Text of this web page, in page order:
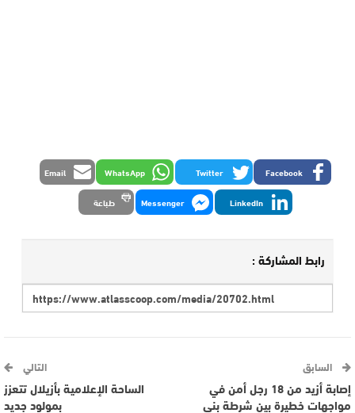
Facebook
Twitter
WhatsApp
Email
LinkedIn
Messenger طباعة
رابط المشاركة :
السابق
إصابة أزيد من 18 رجل أمن في
مواجهات خطيرة بين شرطة بني
التالي
الساحة الإعلامية بأزيلال تتعزز
بمولود جديد